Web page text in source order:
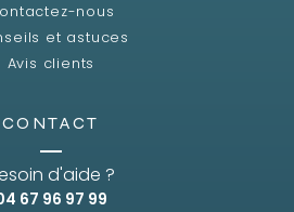
nous
et astuces
Avis clients
CONTACT
d'aide ?
67 96 97 99